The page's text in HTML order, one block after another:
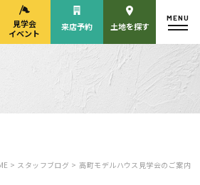
見学会・
見学会
イベント
来店予約 土地を探す
MENU
> スタッフブログ > 高町モデルハウス見学会のご案内